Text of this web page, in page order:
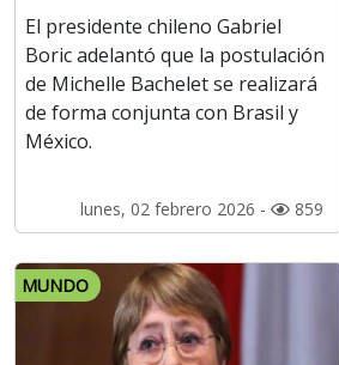
El presidente chileno Gabriel
Boric adelantó que la postulación
de Michelle Bachelet se realizará
de forma conjunta con Brasil y
México.
lunes, 02 febrero 2026 - 859
MUNDO